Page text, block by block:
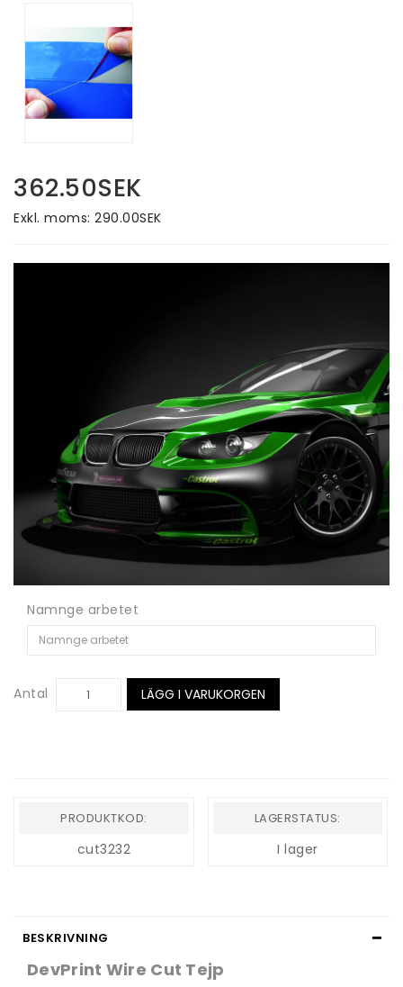
362.50SEK
Exkl. moms: 290.00SEK
Namnge arbetet
Antal LÄGG I VARUKORGEN
PRODUKTKOD:
cut3232
LAGERSTATUS:
I lager
BESKRIVNING
DevPrint Wire Cut Tejp